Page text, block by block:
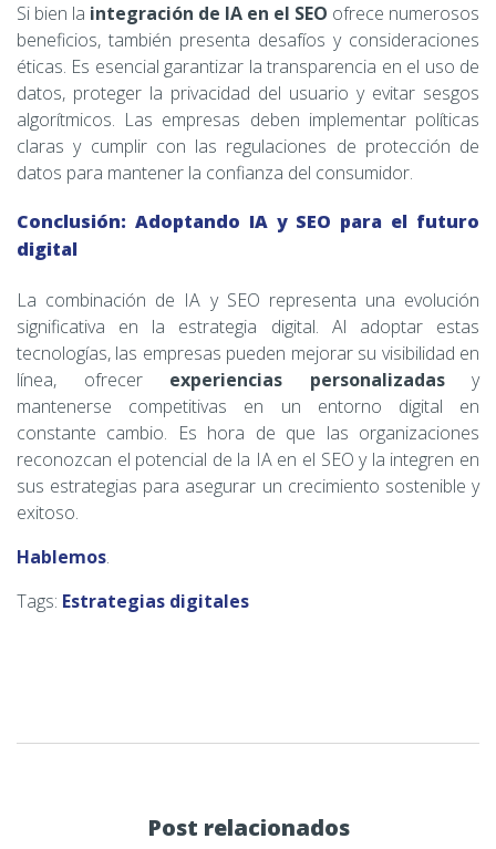
Si bien la integración de IA en el SEO ofrece numerosos
beneficios, también presenta desafíos y consideraciones
éticas. Es esencial garantizar la transparencia en el uso de
datos, proteger la privacidad del usuario y evitar sesgos
algorítmicos. Las empresas deben implementar políticas
claras y cumplir con las regulaciones de protección de
datos para mantener la confianza del consumidor.
Conclusión: Adoptando IA y SEO para el futuro
digital
La combinación de IA y SEO representa una evolución
significativa en la estrategia digital. Al adoptar estas
tecnologías, las empresas pueden mejorar su visibilidad en
línea, ofrecer experiencias personalizadasy
mantenerse competitivas en un entorno digital en
constante cambio. Es hora de que las organizaciones
reconozcan el potencial de la IA en el SEO y la integren en
sus estrategias para asegurar un crecimiento sostenible y
exitoso.
Hablemos.
Tags: Estrategias digitales
Post relacionados